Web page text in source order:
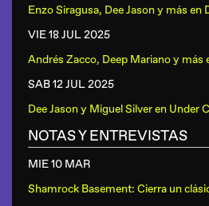
Enzo Siragusa, Dee Jason y más en
VIE 18 JUL2025
Andrés Zacco, Deep Mariano y más
SAB 12 JUL2025
Dee Jason y Miguel Silveren Under
NOTAS Y ENTREVISTAS
MIE 10 MAR
Shamrock Basement: Cierra un